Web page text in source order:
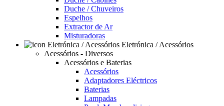
Duche / Chuveiros
Espelhos
Extractor de Ar
Misturadoras
Eletrónica / Acessórios
Acessórios - Diversos
Acessórios e Baterias
Acessórios
Adaptadores Eléctricos
Baterias
Lampadas